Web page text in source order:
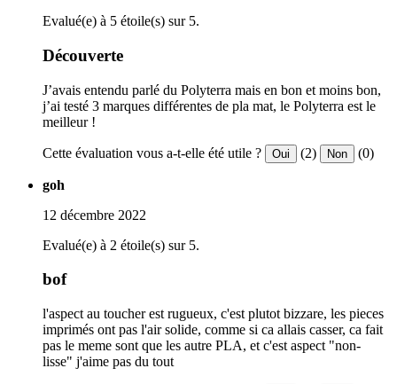
Evalué(e) à 5 étoile(s) sur 5.
Découverte
J’avais entendu parlé du Polyterra mais en bon et moins bon,
j’ai testé 3 marques différentes de pla mat, le Polyterra est le
meilleur !
Cette évaluation vous a-t-elle été utile ? Oui (2) Non (0)
goh
12 décembre 2022
Evalué(e) à 2 étoile(s) sur 5.
bof
l'aspect au toucher est rugueux, c'est plutot bizzare, les pieces
imprimés ont pas l'air solide, comme si ca allais casser, ca fait
pas le meme sont que les autre PLA, et c'est aspect "non-
lisse" j'aime pas du tout